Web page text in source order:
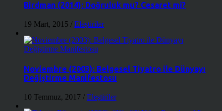
Birdman (2014): Doğruluk mu? Cesaret mi?
19 Mart, 2015 / Eleştiriler
Noviembre (2003): Belgesel Tiyatro ile Dünyayı
Değiştirme Manifestosu
10 Temmuz, 2017 / Eleştiriler